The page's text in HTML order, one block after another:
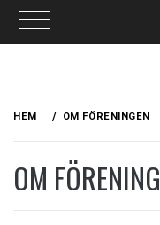
HEM OM FÖRENINGEN
OM